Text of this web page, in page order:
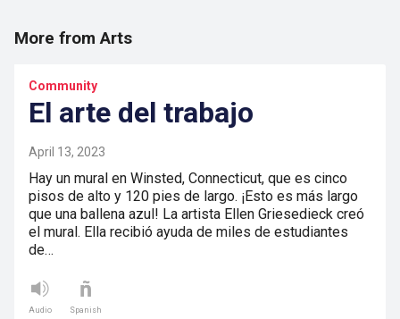
More from Arts
Community
El arte del trabajo
April 13, 2023
Hay un mural en Winsted, Connecticut, que es cinco
pisos de alto y 120 pies de largo. ¡Esto es más largo
que una ballena azul! La artista Ellen Griesedieck creó
el mural. Ella recibió ayuda de miles de estudiantes
de…
Audio Spanish